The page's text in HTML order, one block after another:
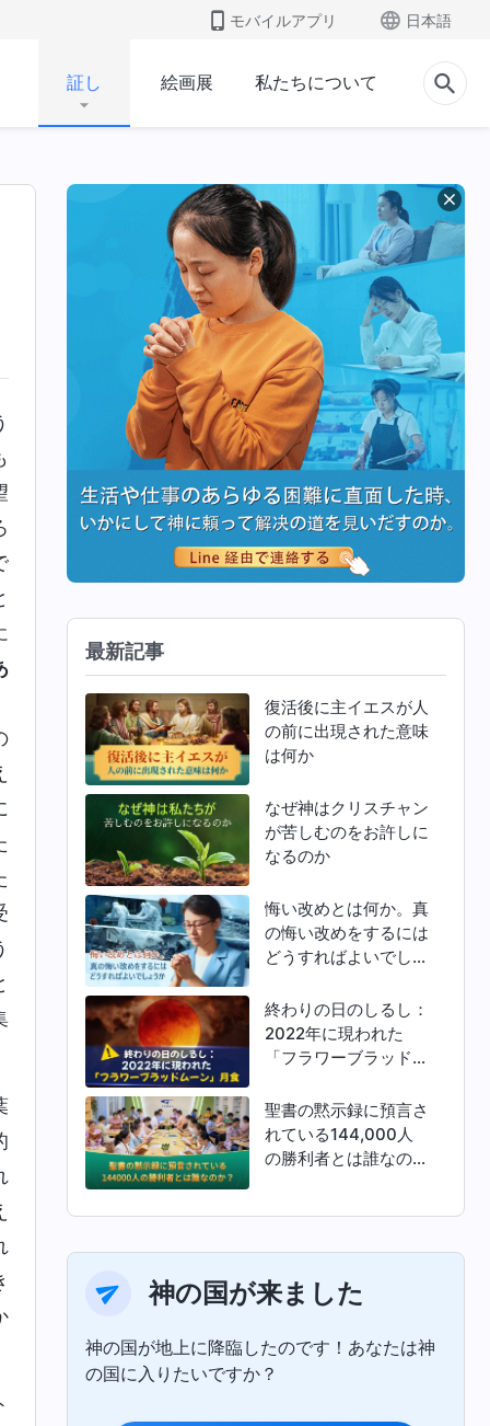
モバイルアプリ 日本語
証し 絵画展 私たちについて
最新記事
復活後に主イエスが人
の前に出現された意味
は何か
なぜ神はクリスチャン
が苦しむのをお許しに
なるのか
悔い改めとは何か。真
の悔い改めをするには
どうすればよいでしょ
終わりの日のしるし：
2022年に現われた
「フラワーブラッドム
聖書の黙示録に預言さ
れている144,000人
の勝利者とは誰なの
神の国が来ました
神の国が地上に降臨したのです！あなたは神
の国に入りたいですか？